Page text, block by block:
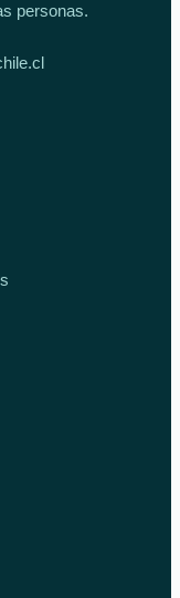
personas.